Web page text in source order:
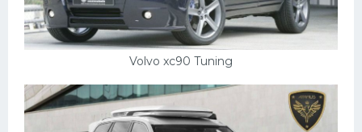
Volvo xc90 Tuning